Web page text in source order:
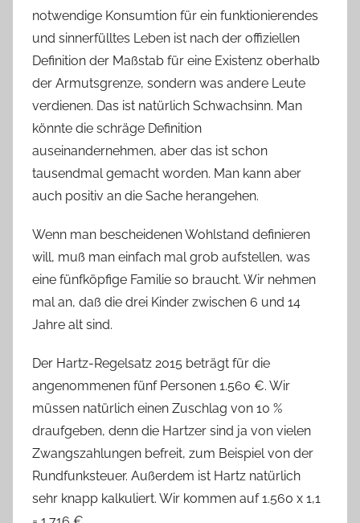
notwendige Konsumtion für ein funktionierendes
und sinnerfülltes Leben ist nach der offiziellen
Definition der Maßstab für eine Existenz oberhalb
der Armutsgrenze, sondern was andere Leute
verdienen. Das ist natürlich Schwachsinn. Man
könnte die schräge Definition
auseinandernehmen, aber das ist schon
tausendmal gemacht worden. Man kann aber
auch positiv an die Sache herangehen.
Wenn man bescheidenen Wohlstand definieren
will, muß man einfach mal grob aufstellen, was
eine fünfköpfige Familie so braucht. Wir nehmen
mal an, daß die drei Kinder zwischen 6 und 14
Jahre alt sind.
Der Hartz-Regelsatz 2015 beträgt für die
angenommenen fünf Personen 1.560 €. Wir
müssen natürlich einen Zuschlag von 10 %
draufgeben, denn die Hartzer sind ja von vielen
Zwangszahlungen befreit, zum Beispiel von der
Rundfunksteuer. Außerdem ist Hartz natürlich
sehr knapp kalkuliert. Wir kommen auf 1.560 x 1,1